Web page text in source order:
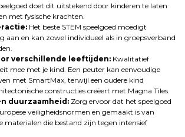
doet dit uitstekend door kinderen te laten
met fysische krachten.
Het beste STEM speelgoed moedigt
aan en kan zowel individueel als in groepsverband
verschillende leeftijden: Kwalitatief
mee met je kind. Een peuter kan eenvoudige
met SmartMax, terwijl een oudere kind
constructies creëert met Magna Tiles.
duurzaamheid: Zorg ervoor dat het speelgoed
veiligheidsnormen en gemaakt is van
materialen die bestand zijn tegen intensief